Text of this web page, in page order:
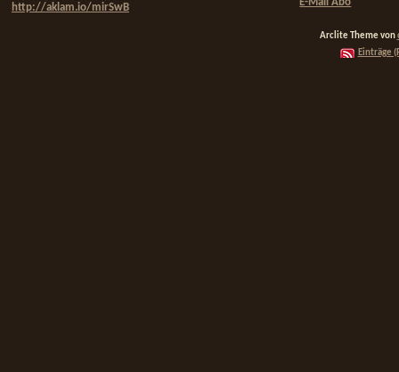
http://aklam.io/mirSwB
Arclite Theme von
Einträge